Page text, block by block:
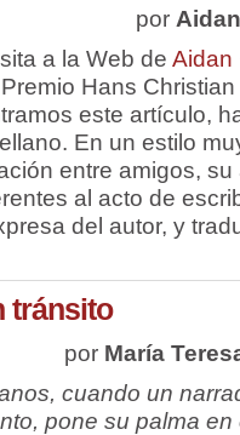
por
a la Web de Aidan
Hans Christian
este artículo,
En un estilo
entre amigos,
al acto de
del autor, y
tránsito
por María
cuando un
pone su palma en